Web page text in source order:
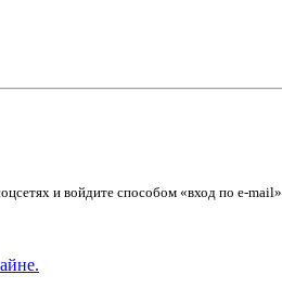
и войдите способом «вход по e-mail».